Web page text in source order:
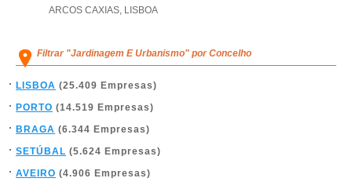
ARCOS CAXIAS, LISBOA
Filtrar "Jardinagem E Urbanismo" por Concelho
LISBOA (25.409 Empresas)
PORTO (14.519 Empresas)
BRAGA (6.344 Empresas)
SETÚBAL (5.624 Empresas)
AVEIRO (4.906 Empresas)